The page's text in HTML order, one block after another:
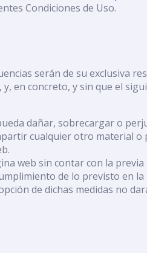
Condiciones de Uso.
serán de su exclusiva
en concreto, y sin que el
dañar, sobrecargar o
cualquier otro material
web sin contar con la previa
de lo previsto en
de dichas medidas no